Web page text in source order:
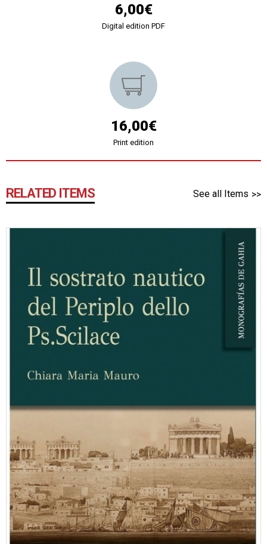
6,00€
Digital edition PDF
16,00€
Print edition
RELATED ITEMS See all Items